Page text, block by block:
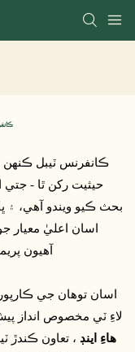
آهيون
لاءِ ٽي مخصوص انداز
هاءِ اينڊ ، تعاون ڪندڙ